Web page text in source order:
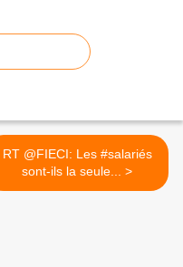
RT @FIECI: Les #salariés
sont-ils la seule... >